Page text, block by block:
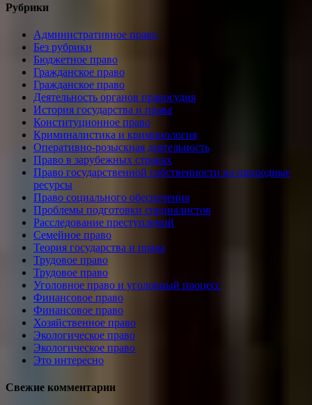
Рубрики
Административное право
Без рубрики
Бюджетное право
Гражданское право
Гражданское право
Деятельность органов правосудия
История государства и права
Конституционное право
Криминалистика и криминология
Оперативно-розыскная деятельность
Право в зарубежных странах
Право государственной собственности на природные
ресурсы
Право социального обеспечения
Проблемы подготовки специалистов
Расследование преступлений
Семейное право
Теория государства и права
Трудовое право
Трудовое право
Уголовное право и уголовный процесс
Финансовое право
Финансовое право
Хозяйственное право
Экологическое право
Экологическое право
Это интересно
Свежие комментарии